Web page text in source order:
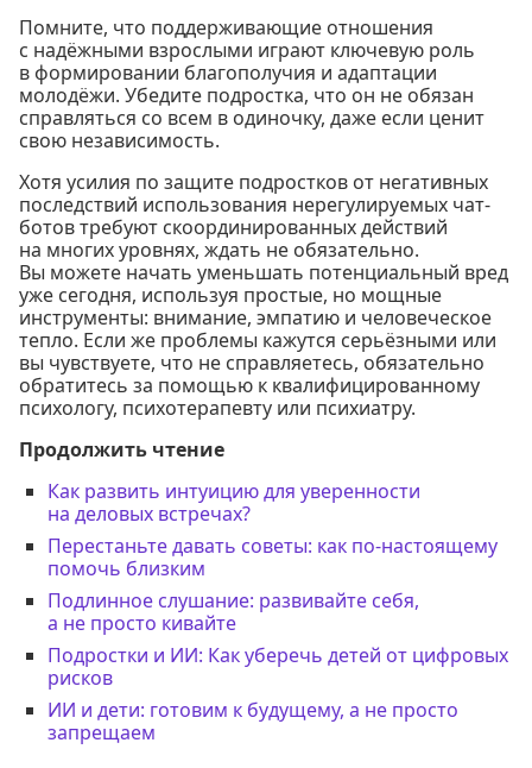
Помните, что поддерживающие отношения
с надёжными взрослыми играют ключевую роль
в формировании благополучия и адаптации
молодёжи. Убедите подростка, что он не обязан
справляться со всем в одиночку, даже если ценит
свою независимость.
Хотя усилия по защите подростков от негативных
последствий использования нерегулируемых чат-
ботов требуют скоординированных действий
на многих уровнях, ждать не обязательно.
Вы можете начать уменьшать потенциальный вред
уже сегодня, используя простые, но мощные
инструменты: внимание, эмпатию и человеческое
тепло. Если же проблемы кажутся серьёзными или
вы чувствуете, что не справляетесь, обязательно
обратитесь за помощью к квалифицированному
психологу, психотерапевту или психиатру.
Продолжить чтение
Как развить интуицию для уверенности
на деловых встречах?
Перестаньте давать советы: как по-настоящему
помочь близким
Подлинное слушание: развивайте себя,
а не просто кивайте
Подростки и ИИ: Как уберечь детей от цифровых
рисков
ИИ и дети: готовим к будущему, а не просто
запрещаем